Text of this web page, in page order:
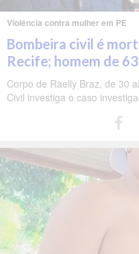
Violência contra mulher em PE
Bombeira civil é
Recife; homem de
Corpo de Raelly Braz, de 30
Civil investiga o caso